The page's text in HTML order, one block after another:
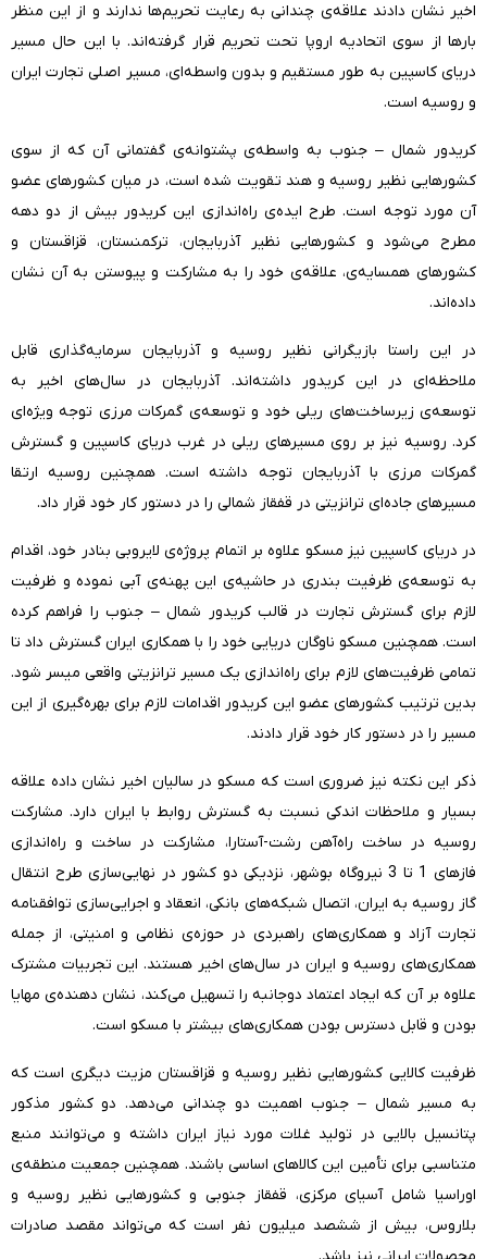
اخیر نشان دادند علاقه‌ی چندانی به رعایت تحریم‌ها ندارند و از این منظر
بارها از سوی اتحادیه اروپا تحت تحریم قرار گرفته‌اند. با این حال مسیر
دریای کاسپین به طور مستقیم و بدون واسطه‌ای، مسیر اصلی تجارت ایران
و روسیه است.
کریدور شمال – جنوب به واسطه‌ی پشتوانه‌ی گفتمانی آن که از سوی
کشورهایی نظیر روسیه و هند تقویت شده است، در میان کشورهای عضو
آن مورد توجه است. طرح ایده‌ی راه‌اندازی این کریدور بیش از دو دهه
مطرح می‌شود و کشورهایی نظیر آذربایجان، ترکمنستان، قزاقستان و
کشورهای همسایه‌ی، علاقه‌ی خود را به مشارکت و پیوستن به آن نشان
داده‌اند.
در این راستا بازیگرانی نظیر روسیه و آذربایجان سرمایه‌گذاری قابل
ملاحظه‌ای در این کریدور داشته‌اند. آذربایجان در سال‌های اخیر به
توسعه‌ی زیرساخت‌های ریلی خود و توسعه‌ی گمرکات مرزی توجه ویژه‌ای
کرد. روسیه نیز بر روی مسیرهای ریلی در غرب دریای کاسپین و گسترش
گمرکات مرزی با آذربایجان توجه داشته است. همچنین روسیه ارتقا
مسیرهای جاده‌ای ترانزیتی در قفقاز شمالی را در دستور کار خود قرار داد.
در دریای کاسپین نیز مسکو علاوه بر اتمام پروژه‌ی لایروبی بنادر خود، اقدام
به توسعه‌ی ظرفیت بندری در حاشیه‌ی این پهنه‌ی آبی نموده و ظرفیت
لازم برای گسترش تجارت در قالب کریدور شمال – جنوب را فراهم کرده
است. همچنین مسکو ناوگان دریایی خود را با همکاری ایران گسترش داد تا
تمامی ظرفیت‌های لازم برای راه‌اندازی یک مسیر ترانزیتی واقعی میسر شود.
بدین ترتیب کشورهای عضو این کریدور اقدامات لازم برای بهره‌گیری از این
مسیر را در دستور کار خود قرار دادند.
ذکر این نکته نیز ضروری است که مسکو در سالیان اخیر نشان داده علاقه‌
بسیار و ملاحظات اندکی نسبت به گسترش روابط با ایران دارد. مشارکت
روسیه در ساخت راه‌آهن رشت-آستارا، مشارکت در ساخت و راه‌اندازی
فازهای 1 تا 3 نیروگاه بوشهر، نزدیکی دو کشور در نهایی‌سازی طرح انتقال
گاز روسیه به ایران، اتصال شبکه‌های بانکی، انعقاد و اجرایی‌سازی توافقنامه
تجارت آزاد و همکاری‌های راهبردی در حوزه‌ی نظامی و امنیتی، از جمله
همکاری‌های روسیه و ایران در سال‌های اخیر هستند. این تجربیات مشترک
علاوه بر آن که ایجاد اعتماد دوجانبه را تسهیل می‌کند، نشان دهنده‌ی مهایا
بودن و قابل دسترس بودن همکاری‌های بیشتر با مسکو است.
ظرفیت کالایی کشورهایی نظیر روسیه و قزاقستان مزیت دیگری است که
به مسیر شمال – جنوب اهمیت دو چندانی می‌دهد. دو کشور مذکور
پتانسیل بالایی در تولید غلات مورد نیاز ایران داشته و می‌توانند منبع
متناسبی برای تأمین این کالاهای اساسی باشند. همچنین جمعیت منطقه‌ی
اوراسیا شامل آسیای مرکزی، قفقاز جنوبی و کشورهایی نظیر روسیه و
بلاروس، بیش از ششصد میلیون نفر است که می‌تواند مقصد صادرات